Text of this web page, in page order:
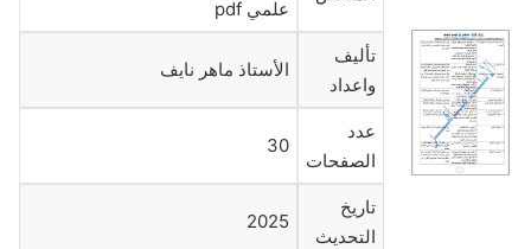
علمي pdf
تأليف
واعداد
الأستاذ ماهر نايف
عدد
الصفحات
30
تاريخ
التحديث
2025